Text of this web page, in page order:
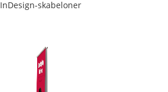
InDesign-skabeloner